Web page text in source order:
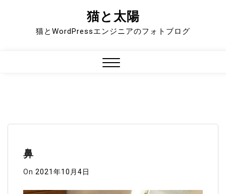
猫と太陽
猫とWordPressエンジニアのフォトブログ
鼻
On 2021年10月4日